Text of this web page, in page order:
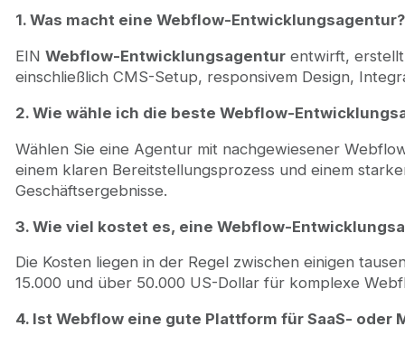
1. Was macht eine Webflow-Entwicklungsagentur?
EIN Webflow-Entwicklungsagenturentwirft, erstellt
einschließlich CMS-Setup, responsivem Design,
2. Wie wähle ich die beste Webflow-
Wählen Sie eine Agentur mit nachgewiesener
einem klaren Bereitstellungsprozess und einem
Geschäftsergebnisse.
3. Wie viel kostet es, eine Webflow-
Die Kosten liegen in der Regel zwischen einigen
15.000 und über 50.000 US-Dollar für komplexe
4. Ist Webflow eine gute Plattform für SaaS- oder